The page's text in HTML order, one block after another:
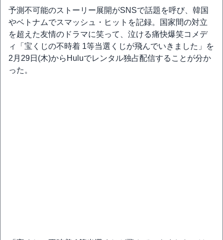
予測不可能のストーリー展開がSNSで話題を呼び、韓国
やベトナムでスマッシュ・ヒットを記録。国家間の対立
を超えた友情のドラマに笑って、泣ける痛快爆笑コメデ
ィ「宝くじの不時着 1等当選くじが飛んでいきました」を
2月29日(木)からHuluでレンタル独占配信することが分か
った。